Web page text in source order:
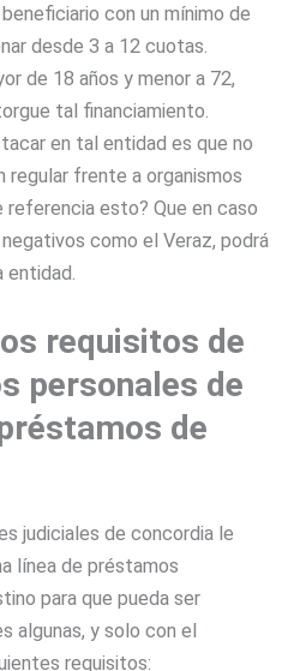
con un mínimo de
desde 3 a 12 cuotas.
de 18 años y menor a 72,
tal financiamiento.
en tal entidad es que no
regular frente a organismos
referencia esto?Que en caso
como el Veraz, podrá
entidad.
requisitos de
personales de
de
judiciales de concordia le
línea de préstamos
para que pueda ser
algunas, y solo con el
requisitos: